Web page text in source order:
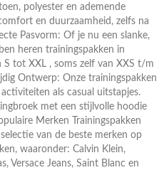
polyester en ademende
en duurzaamheid, zelfs na
Pasvorm: Of je nu een slanke,
heren trainingspakken in
S tot XXL , soms zelf van XXS t/m
Ontwerp: Onze trainingspakken
als casual uitstapjes.
met een stijlvolle hoodie
Merken Trainingspakken
van de beste merken op
waaronder: Calvin Klein,
Versace Jeans, Saint Blanc en